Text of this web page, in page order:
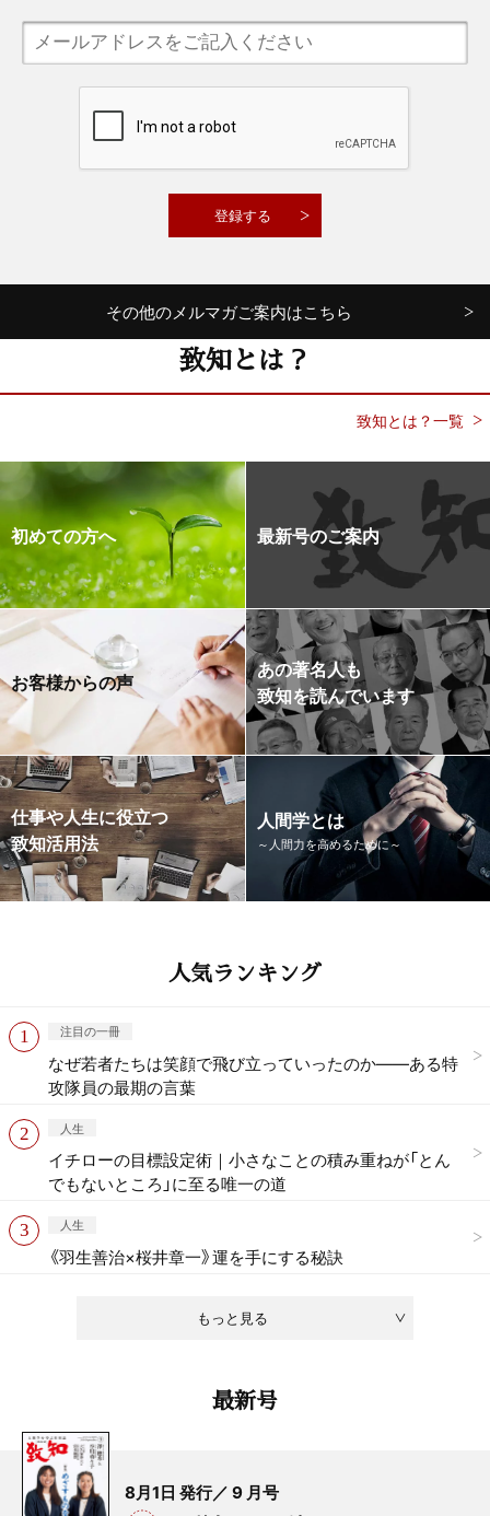
その他のメルマガご案内はこちら
致知とは？
致知とは？一覧
初めての方へ 最新号のご案内
お客様からの声
あの著名人も
致知を読んでいます
仕事や人生に役立つ
致知活用法
人間学とは
～人間力を高めるために～
人気ランキング
もっと見る
注目の一冊
なぜ若者たちは笑顔で飛び立っていったのか——ある特
攻隊員の最期の言葉
人生
イチローの目標設定術｜小さなことの積み重ねが「とん
でもないところ」に至る唯一の道
人生
《羽生善治×桜井章一》運を手にする秘訣
最新号
8月1日 発行／ 9 月号